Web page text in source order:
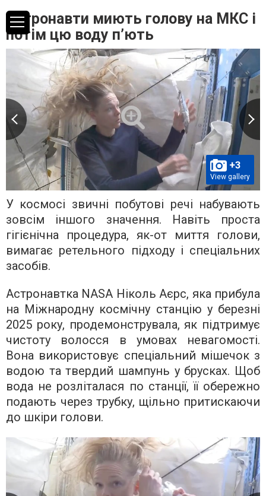
Астронавти миють голову на МКС і
потім цю воду п’ють
+3
View gallery
У космосі звичні побутові речі набувають
зовсім іншого значення. Навіть проста
гігієнічна процедура, як-от миття голови,
вимагає ретельного підходу і спеціальних
засобів.
Астронавтка NASA Ніколь Аєрс, яка прибула
на Міжнародну космічну станцію у березні
2025 року, продемонструвала, як підтримує
чистоту волосся в умовах невагомості.
Вона використовує спеціальний мішечок з
водою та твердий шампунь у брусках. Щоб
вода не розліталася по станції, її обережно
подають через трубку, щільно притискаючи
до шкіри голови.